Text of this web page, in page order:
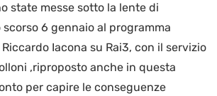
state messe sotto la lente di
6 gennaio al programma
Riccardo Iacona su Rai3, con il servizio
,riproposto anche in questa
per capire le conseguenze